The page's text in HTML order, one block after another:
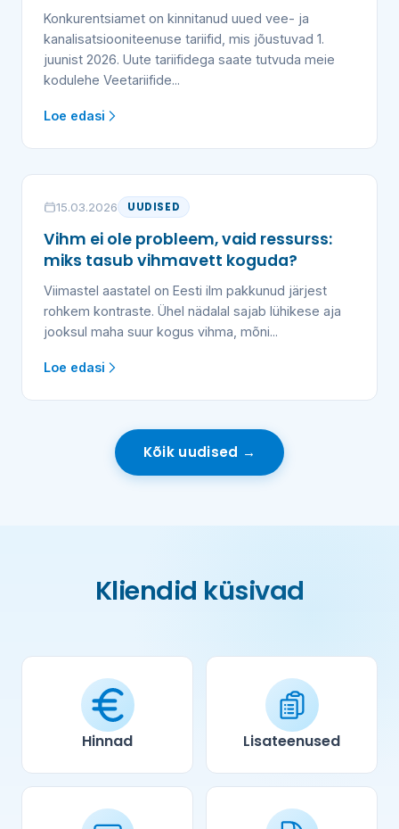
Konkurentsiamet on kinnitanud uued vee- ja
kanalisatsiooniteenuse tariifid, mis jõustuvad 1.
juunist 2026. Uute tariifidega saate tutvuda meie
kodulehe Veetariifide...
Loe edasi
15.03.2026 UUDISED
Vihm ei ole probleem, vaid ressurss:
miks tasub vihmavett koguda?
Viimastel aastatel on Eesti ilm pakkunud järjest
rohkem kontraste. Ühel nädalal sajab lühikese aja
jooksul maha suur kogus vihma, mõni...
Loe edasi
Kõik uudised →
Kliendid küsivad
Hinnad Lisateenused